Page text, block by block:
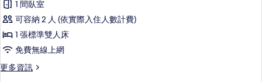
(for
2
People)
的
有
吸
煙
房
(for
2
People)
的
客
房,
非
煙
1 間臥室
可容納 2 人 (依實際入住人數計費)
1 張標準雙人床
免費無線上網
更多資訊
更